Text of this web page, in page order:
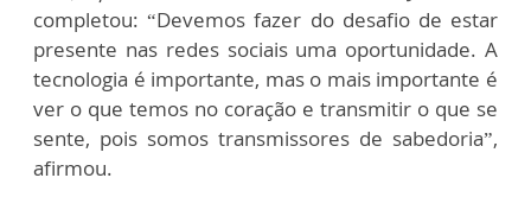
completou: “Devemos fazer do desafio de estar
presente nas redes sociais uma oportunidade. A
tecnologia é importante, mas o mais importante é
ver o que temos no coração e transmitir o que se
sente, pois somos transmissores de sabedoria”,
afirmou.